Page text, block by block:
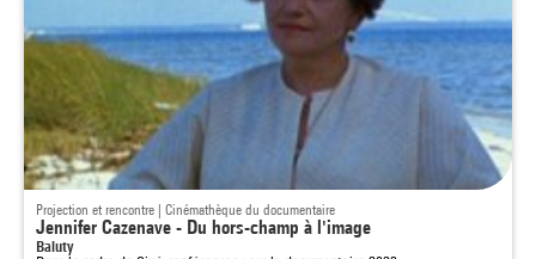
Projection et rencontre | Cinémathèque du documentaire
Jennifer Cazenave - Du hors-champ à l'image
Baluty